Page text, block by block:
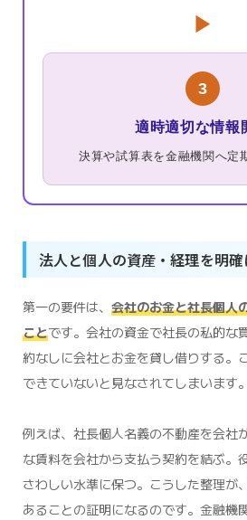
▶
3
適時適切な情報
決算や試算表を金融機関へ定
法人と個人の資産・経理を明
第一の要件は、 会社のお金と社長個人
ことです。会社の資金で社長の私的な
約なしに会社とお金を貸し借りする。
できていないと見なされてしまいます。
例えば、社長個人名義の不動産を会社
な賃料を会社から支払う契約を結ぶ。
さわしい水準に保つ。こうした整理が
あることの証明になるのです。金融機